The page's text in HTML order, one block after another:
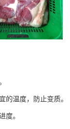
的温度，防止变质。
度。